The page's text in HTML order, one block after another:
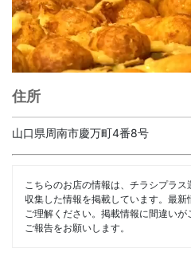
住所
山口県周南市慶万町4番8号
こちらのお店の情報は、チラシプラ
収集した情報を掲載しています。最
ご理解ください。掲載情報に間違いが
ご報告をお願いします。